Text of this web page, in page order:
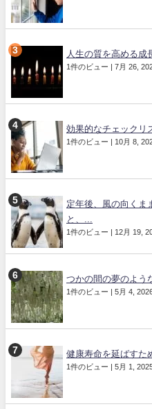
人生の質を高める成
1件のビュー | 7月 26,
効果的なチェックリ
1件のビュー | 10月 8,
定年後、風の向く
と、...
1件のビュー | 12月 19,
つかの間の夢のよう
1件のビュー | 5月 4,
健康寿命を延ばすた
1件のビュー | 5月 1,